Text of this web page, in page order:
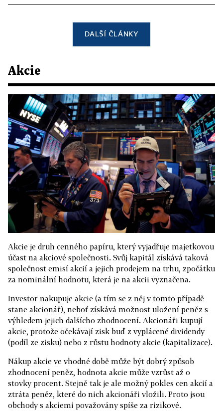
DALŠÍ ČLÁNKY
Akcie
Akcie je druh cenného papíru, který vyjadřuje majetkovou
účast na akciové společnosti. Svůj kapitál získává taková
společnost emisí akcií a jejich prodejem na trhu, zpočátku
za nominální hodnotu, která je na akcii vyznačena.
Investor nakupuje akcie (a tím se z něj v tomto případě
stane akcionář), neboť získává možnost uložení peněz s
výhledem jejich dalšícho zhodnocení. Akcionáři kupují
akcie, protože očekávají zisk buď z vyplácené dividendy
(podíl ze zisku) nebo z růstu hodnoty akcie (kapitalizace).
Nákup akcie ve vhodné době může být dobrý způsob
zhodnocení peněz, hodnota akcie může vzrůst až o
stovky procent. Stejně tak je ale možný pokles cen akcií a
ztráta peněz, které do nich akcionáři vložili. Proto jsou
obchody s akciemi považovány spíše za rizikové.